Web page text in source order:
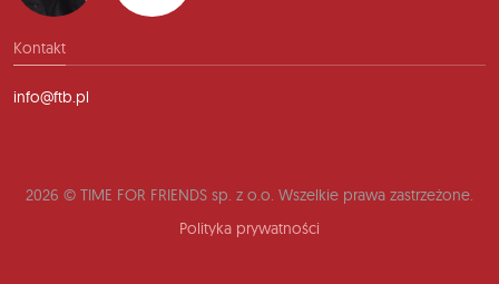
Kontakt
info@ftb.pl
2026 © TIME FOR FRIENDS sp. z o.o. Wszelkie prawa zastrzeżone.
Polityka prywatności